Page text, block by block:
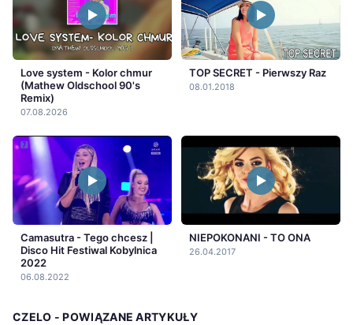
Love system - Kolor chmur
(Mathew Oldschool 90's
Remix)
07.08.2026
TOP SECRET - Pierwszy Raz
08.01.2018
Camasutra - Tego chcesz |
Disco Hit Festiwal Kobylnica
2022
06.08.2022
NIEPOKONANI - TO ONA
26.04.2017
CZELO - POWIĄZANE ARTYKUŁY